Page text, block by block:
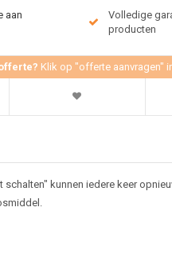
aan
Volledige
producten
Klik op "offerte aanvragen"
kunnen iedere keer